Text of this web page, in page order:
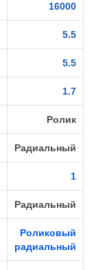
16000
5.5
5.5
1.7
Ролик
Радиальный
1
Радиальный
Роликовый
радиальный